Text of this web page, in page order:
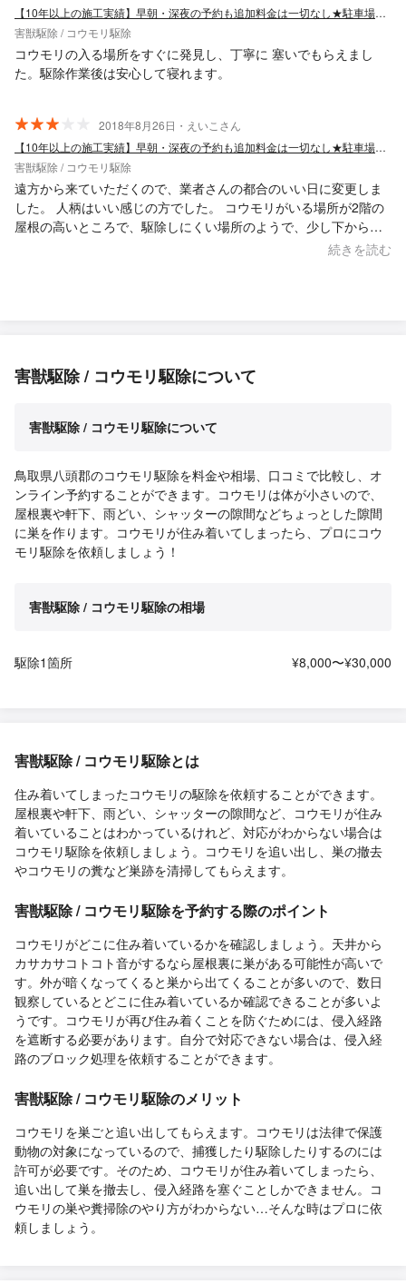
【10年以上の施工実績】早朝・深夜の予約も追加料金は一切なし★駐車場代は当店負担
害獣駆除 / コウモリ駆除
コウモリの入る場所をすぐに発見し、丁寧に 塞いでもらえまし
た。駆除作業後は安心して寝れます。
2018年8月26日・えいこさん
【10年以上の施工実績】早朝・深夜の予約も追加料金は一切なし★駐車場代は当店負担
害獣駆除 / コウモリ駆除
遠方から来ていただくので、業者さんの都合のいい日に変更しま
した。 人柄はいい感じの方でした。 コウモリがいる場所が2階の
屋根の高いところで、駆除しにくい場所のようで、少し下からス
プレーをしてもらう感じになりました。 1匹飛んでいきました
続きを読む
害獣駆除 / コウモリ駆除について
害獣駆除 / コウモリ駆除について
鳥取県八頭郡のコウモリ駆除を料金や相場、口コミで比較し、オ
ンライン予約することができます。コウモリは体が小さいので、
屋根裏や軒下、雨どい、シャッターの隙間などちょっとした隙間
に巣を作ります。コウモリが住み着いてしまったら、プロにコウ
モリ駆除を依頼しましょう！
害獣駆除 / コウモリ駆除の相場
駆除1箇所 ¥8,000〜¥30,000
害獣駆除 / コウモリ駆除とは
住み着いてしまったコウモリの駆除を依頼することができます。
屋根裏や軒下、雨どい、シャッターの隙間など、コウモリが住み
着いていることはわかっているけれど、対応がわからない場合は
コウモリ駆除を依頼しましょう。コウモリを追い出し、巣の撤去
やコウモリの糞など巣跡を清掃してもらえます。
害獣駆除 / コウモリ駆除を予約する際のポイント
コウモリがどこに住み着いているかを確認しましょう。天井から
カサカサコトコト音がするなら屋根裏に巣がある可能性が高いで
す。外が暗くなってくると巣から出てくることが多いので、数日
観察しているとどこに住み着いているか確認できることが多いよ
うです。コウモリが再び住み着くことを防ぐためには、侵入経路
を遮断する必要があります。自分で対応できない場合は、侵入経
路のブロック処理を依頼することができます。
害獣駆除 / コウモリ駆除のメリット
コウモリを巣ごと追い出してもらえます。コウモリは法律で保護
動物の対象になっているので、捕獲したり駆除したりするのには
許可が必要です。そのため、コウモリが住み着いてしまったら、
追い出して巣を撤去し、侵入経路を塞ぐことしかできません。コ
ウモリの巣や糞掃除のやり方がわからない…そんな時はプロに依
頼しましょう。